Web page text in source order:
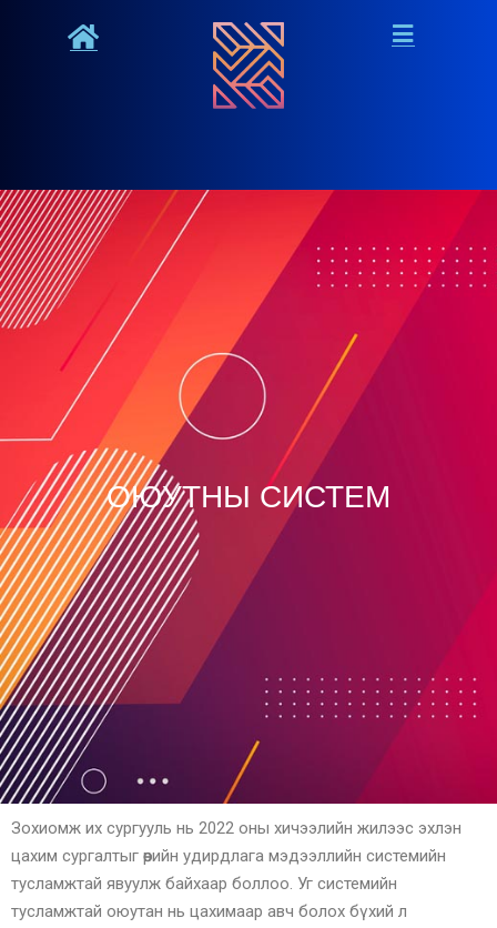
ОЮУТНЫ СИСТЕМ
Зохиомж их сургууль нь 2022 оны хичээлийн жилээс эхлэн
цахим сургалтыг өөрийн удирдлага мэдээллийн системийн
тусламжтай явуулж байхаар боллоо. Уг системийн
тусламжтай оюутан нь цахимаар авч болох бүхий л